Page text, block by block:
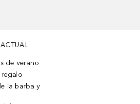
de verano
la barba y